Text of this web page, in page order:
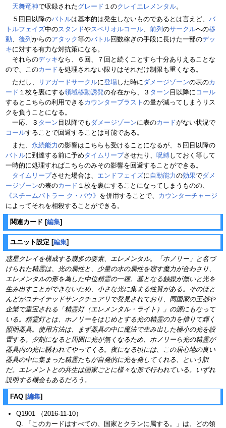
天舞竜神で収録されたグレード １のクレイエレメンタル。
５回目以降のバトルは基本的は発生しないものであるとは言えど、 バ
トルフェイズ中のスタンドやスペリオルコール 前列のサークルへの移
動
後列からのアタック等のバトル回数稼ぎの手段に長けた一部のデッ
キに対する有力な対抗策になる。
それらのデッキなら、６回、７回と続くことすら十分ありえることな
ので、このカードを処理されない限りはそれだけ制限も重くなる。
ただし、
リアガードサークルに登場した時にダメージゾーンの表のカ
ード １枚を裏にする領域移動誘発の存在から、３ ターン目以降に コール
するとこちらの利用できるカウンターブラスト の量が減ってしまうリス
クを負うことになる。
一応、３ ターン目以降でも ダメージゾーンに表のカードがない状況で
コールすることで回避することは可能である。
また、 永続能力の影響はこちらも受けることになるが、５回目以降の
バトルに到達する前に予めタイムリープさせたり、 呪縛しておく等して
一時的に処理すればこちらのみその影響を回避することができる。
タイムリープさせた場合は、 エンドフェイズに自動能力の効果でダメ
ージゾーンの表のカード １枚を裏にすることになってしまうものの、
《スチームバトラー ク・バウ》 を併用することで、 カウンターチャージ
によってそれを相殺することができる。
関連カード [編集]
ユニット設定 [編集]
惑星クレイを構成する幾多の要素、エレメンタル。「ホノリー」と名づ
けられた精霊は、光の属性と、少量の水の属性を宿す魔力が合わさり、
エレメンタルの形を為した中位精霊の一種。基となる触媒が無いと光を
生み出すことができないため、小さな光に集まる性質がある。そのほと
んどがユナイテッドサンクチュアリで発見されており、同国家の王都や
企業で重宝される「精霊灯（エレメンタル・ライト）」の源にもなって
いる。精霊灯とは、ホノリーをはじめとする光の精霊の力を借りて輝く
照明器具。使用方法は、まず器具の中に魔法で生み出した極小の光を設
置する。夕刻になると周囲に光が無くなるため、ホノリーら光の精霊が
器具内の光に誘われてやってくる。夜になる頃には、この居心地の良い
器具の中に集まった精霊たちが自発的に光を発してくれる、という訳
だ。エレメントとの共生は国家ごとに様々な形で行われている。いずれ
説明する機会もあるだろう。
FAQ [編集]
Q1901 （2016-11-10）
Q. 「このカードはすべての、国家とクランに属する。」は、どの領